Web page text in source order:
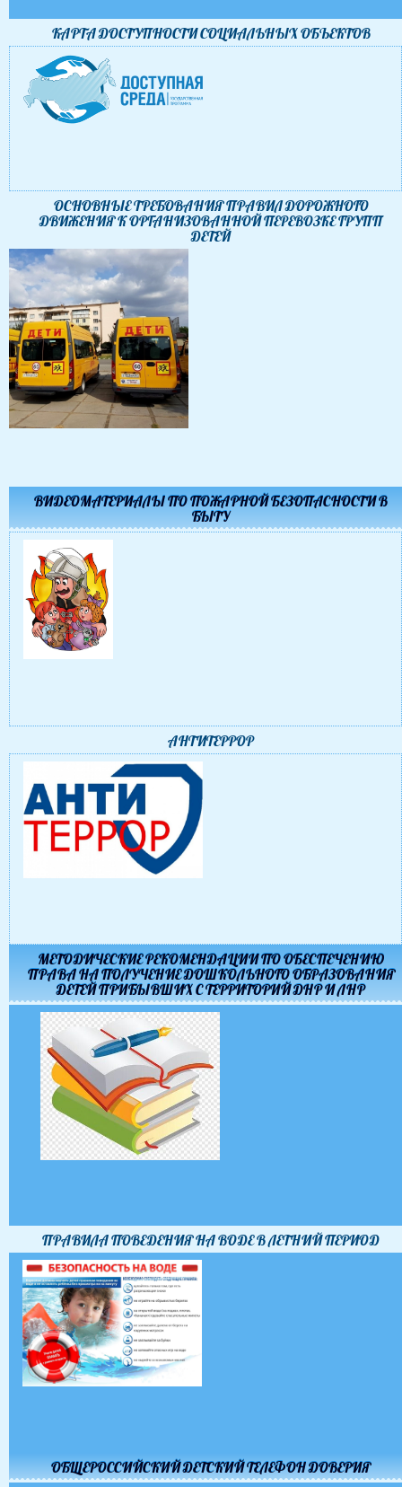
КАРТА ДОСТУПНОСТИ CОЦИАЛЬНЫХ ОБЪЕКТОВ
ОСНОВНЫЕ ТРЕБОВАНИЯ ПРАВИЛ ДОРОЖНОГО
ДВИЖЕНИЯ К ОРГАНИЗОВАННОЙ ПЕРЕВОЗКЕ ГРУПП
ДЕТЕЙ
ВИДЕОМАТЕРИАЛЫ ПО ПОЖАРНОЙ БЕЗОПАСНОСТИ В
БЫТУ
АНТИТЕРРОР
МЕТОДИЧЕСКИЕ РЕКОМЕНДАЦИИ ПО ОБЕСПЕЧЕНИЮ
ПРАВА НА ПОЛУЧЕНИЕ ДОШКОЛЬНОГО ОБРАЗОВАНИЯ
ДЕТЕЙ ПРИБЫВШИХ С ТЕРРИТОРИЙ ДНР И ЛНР
ПРАВИЛА ПОВЕДЕНИЯ НА ВОДЕ В ЛЕТНИЙ ПЕРИОД
ОБЩЕРОССИЙСКИЙ ДЕТСКИЙ ТЕЛЕФОН ДОВЕРИЯ